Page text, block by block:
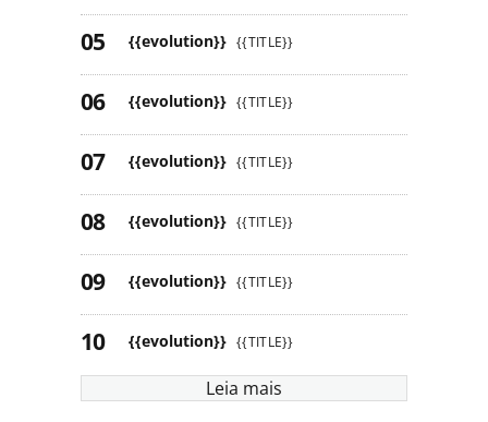
{{evolution}} {{TITLE}}
{{evolution}} {{TITLE}}
{{evolution}} {{TITLE}}
{{evolution}} {{TITLE}}
{{evolution}} {{TITLE}}
{{evolution}} {{TITLE}}
Leia mais